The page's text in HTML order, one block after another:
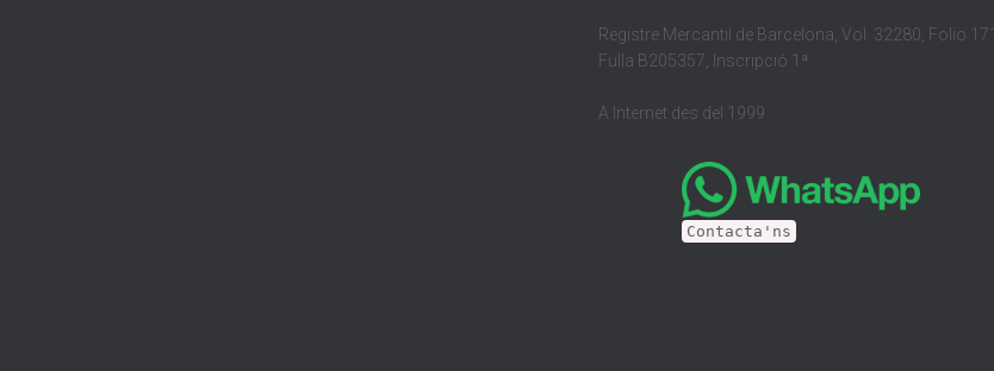
Registre Mercantil de Barcelona, Vol. 32280, Folio 171,
Fulla B205357, Inscripció 1ª
A Internet des del 1999
Contacta'ns